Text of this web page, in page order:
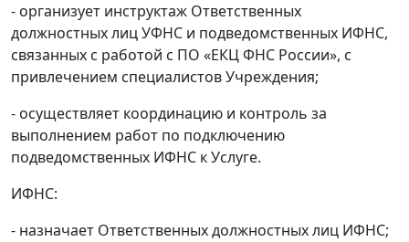
- организует инструктаж Ответственных
должностных лиц УФНС и подведомственных ИФНС,
связанных с работой с ПО «ЕКЦ ФНС России», с
привлечением специалистов Учреждения;
- осуществляет координацию и контроль за
выполнением работ по подключению
подведомственных ИФНС к Услуге.
ИФНС:
- назначает Ответственных должностных лиц ИФНС;